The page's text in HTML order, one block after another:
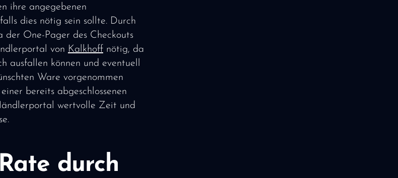
ihre angegebenen
dies nötig sein sollte. Durch
One-Pager des Checkouts
von Kalkhoff nötig, da
ausfallen können und eventuell
Ware vorgenommen
bereits abgeschlossenen
wertvolle Zeit und
durch